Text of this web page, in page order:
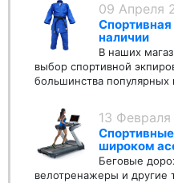
09 Апреля
Спортивная
наличии
В наших
выбор спортивной
большинства популярных
13
широком
Беговые
велотренажеры и другие